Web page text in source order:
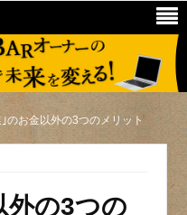
のお金以外の3つのメリット
外の3つの